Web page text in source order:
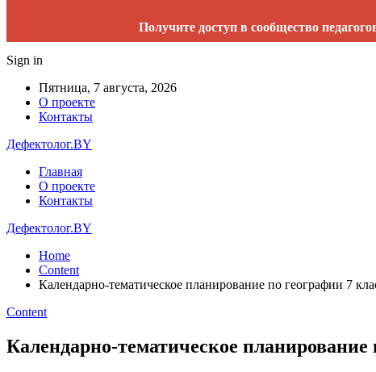
Получите доступ в сообщество
Sign in
Пятница, 7 августа, 2026
О проекте
Контакты
Дефектолог.BY
Главная
О проекте
Контакты
Дефектолог.BY
Home
Content
Календарно-тематическое планирование по географии 7
Content
Календарно-тематическое